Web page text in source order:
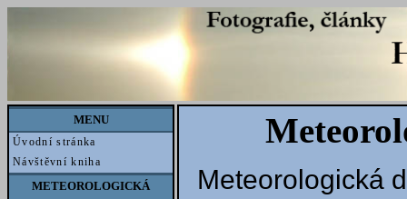
MENU
Úvodní stránka
Návštěvní kniha
METEOROLOGICKÁ
Meteorologická